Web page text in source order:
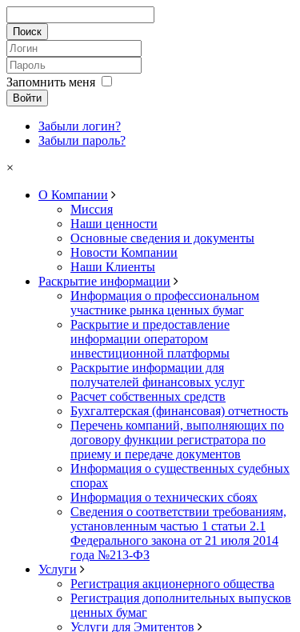
Запомнить меня
Войти
Забыли логин?
Забыли пароль?
×
О Компании
Миссия
Наши ценности
Основные сведения и документы
Новости Компании
Наши Клиенты
Раскрытие информации
Информация о профессиональном
участнике рынка ценных бумаг
Раскрытие и предоставление
информации оператором
инвестиционной платформы
Раскрытие информации для
получателей финансовых услуг
Расчет собственных средств
Бухгалтерская (финансовая) отчетность
Перечень компаний, выполняющих по
договору функции регистратора по
приему и передаче документов
Информация о существенных судебных
спорах
Информация о технических сбоях
Сведения о соответствии требованиям,
установленным частью 1 статьи 2.1
Федерального закона от 21 июля 2014
года №213-ФЗ
Услуги
Регистрация акционерного общества
Регистрация дополнительных выпусков
ценных бумаг
Услуги для Эмитентов